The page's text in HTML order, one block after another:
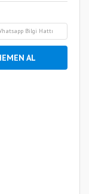
Bilgi Hattı
AL